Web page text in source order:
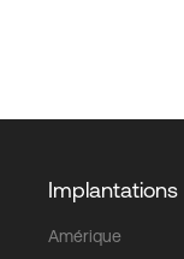
Implantations
Amérique